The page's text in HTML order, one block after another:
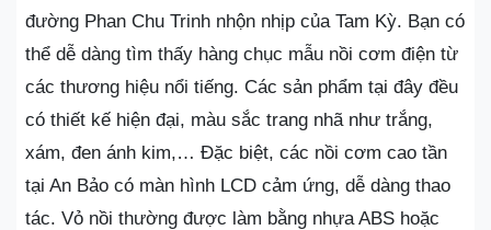
đường Phan Chu Trinh nhộn nhịp của Tam Kỳ. Bạn có
thể dễ dàng tìm thấy hàng chục mẫu nồi cơm điện từ
các thương hiệu nổi tiếng. Các sản phẩm tại đây đều
có thiết kế hiện đại, màu sắc trang nhã như trắng,
xám, đen ánh kim,… Đặc biệt, các nồi cơm cao tần
tại An Bảo có màn hình LCD cảm ứng, dễ dàng thao
tác. Vỏ nồi thường được làm bằng nhựa ABS hoặc